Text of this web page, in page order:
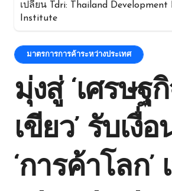
เปลี่ยน Tdri: Thailand Development
Institute
มาตรการการค้าระหว่างประเทศ
มุ่งสู่ ‘เศรษฐ
เขียว’ รับเงื่
‘การค้าโลก’